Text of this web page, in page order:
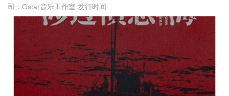
司：Gstar音乐工作室 发行时间 ...